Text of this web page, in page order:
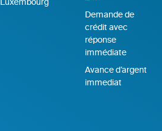
Demande de
crédit avec
réponse
immédiate
Avance d’argent
immediat